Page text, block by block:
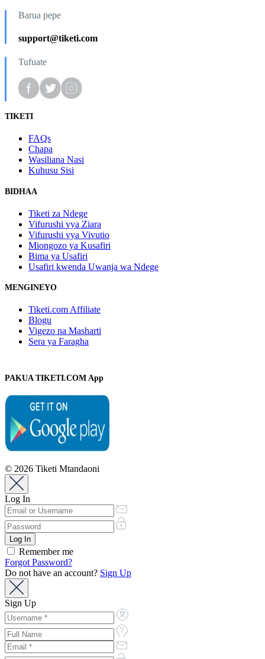
Barua pepe
support@tiketi.com
Tufuate
TIKETI
FAQs
Chapa
Wasiliana Nasi
Kuhusu Sisi
BIDHAA
Tiketi za Ndege
Vifurushi vya Ziara
Vifurushi vya Vivutio
Miongozo ya Kusafiri
Bima ya Usafiri
Usafiri kwenda Uwanja wa Ndege
MENGINEYO
Tiketi.com Affiliate
Blogu
Vigezo na Masharti
Sera ya Faragha
PAKUA TIKETI.COM App
© 2026 Tiketi Mtandaoni
Log In
Remember me
Forgot Password?
Do not have an account? Sign Up
Sign Up